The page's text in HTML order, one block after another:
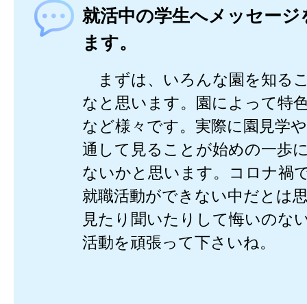
就活中の学生へメッセージ
ます。
まずは、いろんな園を知る
なと思います。園によって特
など様々です。実際に園見学
通して見ることが始めの一歩
ないかと思います。コロナ禍
就職活動ができない中だとは
見たり聞いたりして悔いのな
活動を頑張って下さいね。